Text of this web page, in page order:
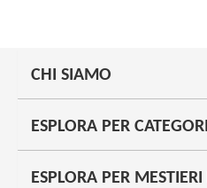
CHI SIAMO
ESPLORA PER
ESPLORA PER MESTIERI